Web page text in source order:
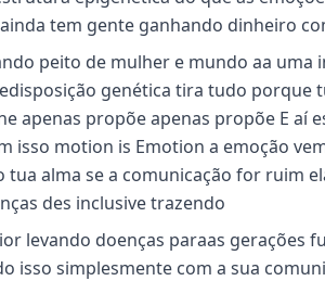
tem gente ganhando dinheiro
peito de mulher e mundo aa
genética tira tudo porque
apenas propõe apenas propõe E aí
isso motion is Emotion a emoção
alma se a comunicação for ruim
des inclusive trazendo
levando doenças paraas gerações
isso simplesmente com a sua